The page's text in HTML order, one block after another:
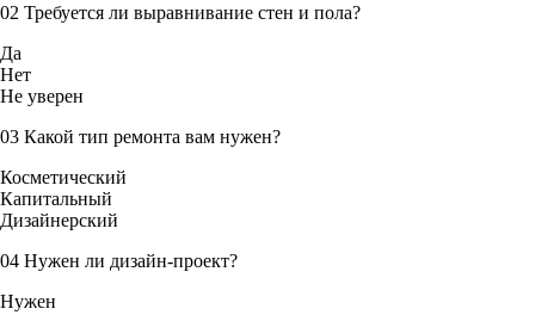
02 Требуется ли выравнивание стен и пола?
Да
Нет
Не уверен
03 Какой тип ремонта вам нужен?
Косметический
Капитальный
Дизайнерский
04 Нужен ли дизайн-проект?
Нужен